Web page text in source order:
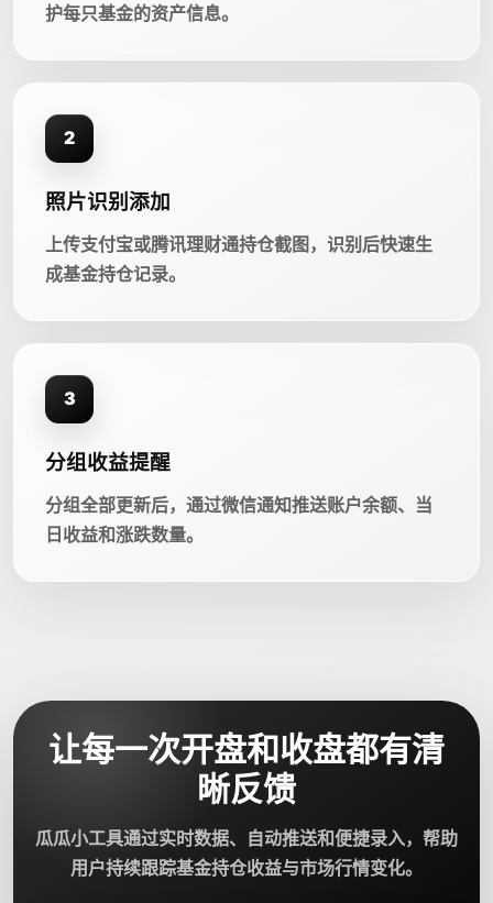
护每只基金的资产信息。
2
照片识别添加
上传支付宝或腾讯理财通持仓截图，识别后快速生
成基金持仓记录。
3
分组收益提醒
分组全部更新后，通过微信通知推送账户余额、当
日收益和涨跌数量。
让每一次开盘和收盘都有清
晰反馈
瓜瓜小工具通过实时数据、自动推送和便捷录入，帮助
用户持续跟踪基金持仓收益与市场行情变化。